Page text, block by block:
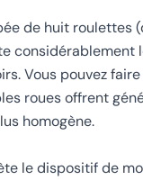
de huit roulettes
considérablement
Vous pouvez
roues offrent
homogène.
le dispositif de